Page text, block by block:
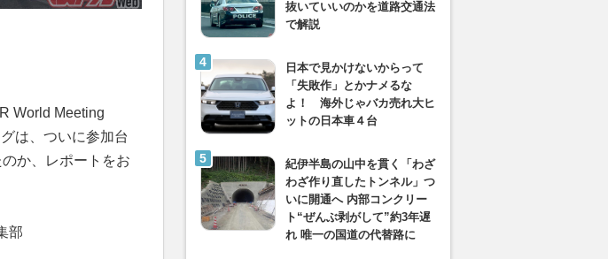
World Meeting
は、ついに参加台
か、レポートをお
部
抜いていいのかを道路交通法
で解説
日本で見かけないからって
「失敗作」とかナメるな
よ！ 海外じゃバカ売れ大ヒ
ットの日本車４台
紀伊半島の山中を貫く「わざ
わざ作り直したトンネル」つ
いに開通へ 内部コンクリー
ト“ぜんぶ剥がして”約3年遅
れ 唯一の国道の代替路に